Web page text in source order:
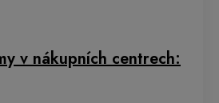
3 4 5 >